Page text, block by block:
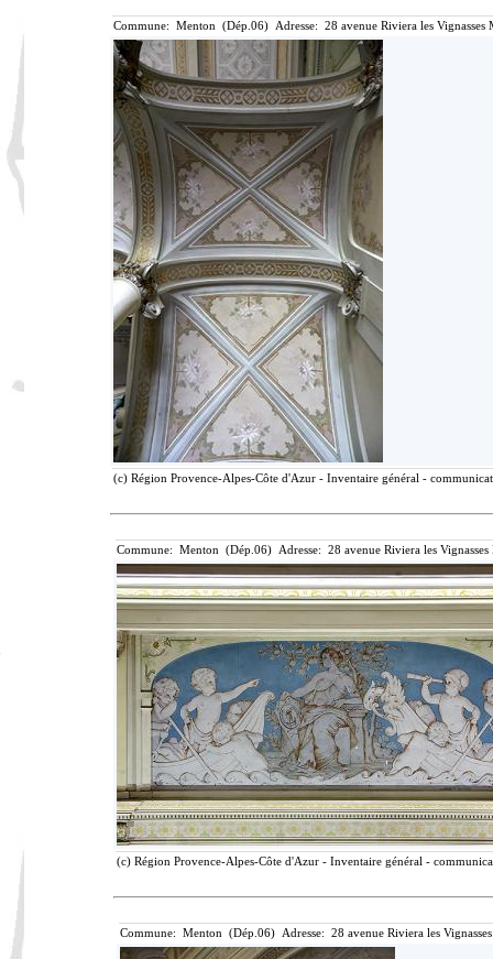
Commune: Menton (Dép.06) Adresse: 28 avenue Riviera les
(c) Région Provence-Alpes-Côte d'Azur - Inventaire général -
Commune: Menton (Dép.06) Adresse: 28 avenue Riviera les
(c) Région Provence-Alpes-Côte d'Azur - Inventaire général -
Commune: Menton (Dép.06) Adresse: 28 avenue Riviera les